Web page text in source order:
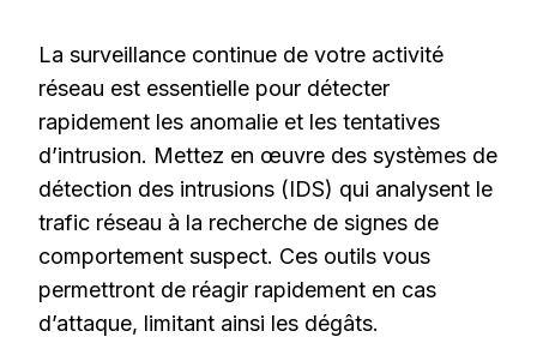
La surveillance continue de votre activité
réseau est essentielle pour détecter
rapidement les anomalie et les tentatives
d’intrusion. Mettez en œuvre des systèmes de
détection des intrusions (IDS) qui analysent le
trafic réseau à la recherche de signes de
comportement suspect. Ces outils vous
permettront de réagir rapidement en cas
d’attaque, limitant ainsi les dégâts.